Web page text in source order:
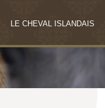
LE CHEVAL ISLANDAIS